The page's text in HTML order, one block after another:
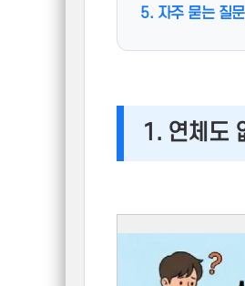
5. 자주 묻는 질
1. 연체도